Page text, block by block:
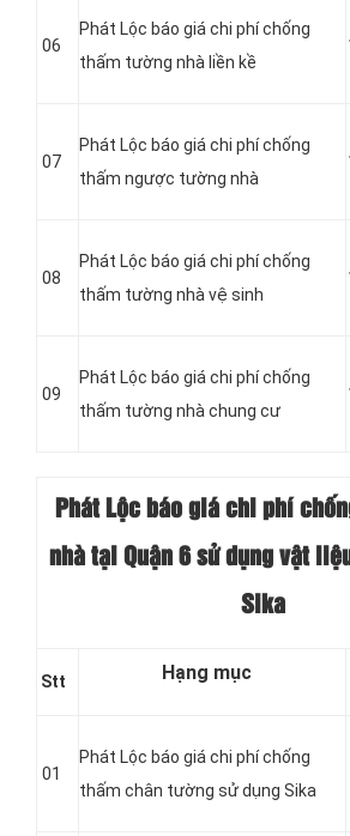
06
Phát Lộc báo giá chi phí chống
thấm tường nhà liền kề
07
Phát Lộc báo giá chi phí chống
thấm ngược tường nhà
08
Phát Lộc báo giá chi phí chống
thấm tường nhà vệ sinh
09
Phát Lộc báo giá chi phí chống
thấm tường nhà chung cư
Phát Lộc báo giá chi phí
nhà tại Quận 6 sử dụng vật
Sika
Stt Hạng mục
01
Phát Lộc báo giá chi phí chống
thấm chân tường sử dụng Sika